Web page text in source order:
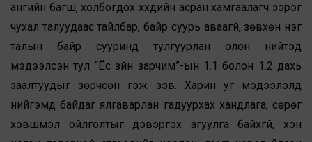
ангийн багш, холбогдох хүүхдийн асран хамгаалагч зэрэг
чухал талуудаас тайлбар, байр суурь аваагүй, зөвхөн нэг
талын байр сууринд тулгуурлан олон нийтэд
мэдээлсэн тул “Ёс зүйн зарчим”-ын 1.1 болон 1.2 дахь
заалтуудыг зөрчсөн гэж үзэв. Харин уг мэдээлэлд
нийгэмд байдаг ялгаварлан гадуурхах хандлага, сөрөг
хэвшмэл ойлголтыг дэвэргэх агуулга байхгүй, хэн